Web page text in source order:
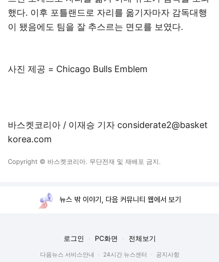
했다. 이후 포틀랜드로 자리를 옮기자마자 감독대행
이 됐음에도 팀을 잘 추스르는 면모를 보였다.
사진 제공 = Chicago Bulls Emblem
바스켓코리아 / 이재승 기자 considerate2@basket
korea.com
Copyright © 바스켓코리아. 무단전재 및 재배포 금지.
뉴스 밖 이야기, 다음 커뮤니티 웹에서 보기
로그인 PC화면 전체보기
다음뉴스 서비스안내 24시간 뉴스센터
공지사항